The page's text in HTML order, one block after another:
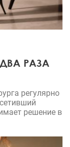
РАЗА
регулярно
решение в